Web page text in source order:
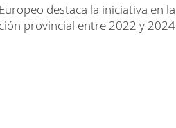
destaca la iniciativa en la
provincial entre 2022 y 2024